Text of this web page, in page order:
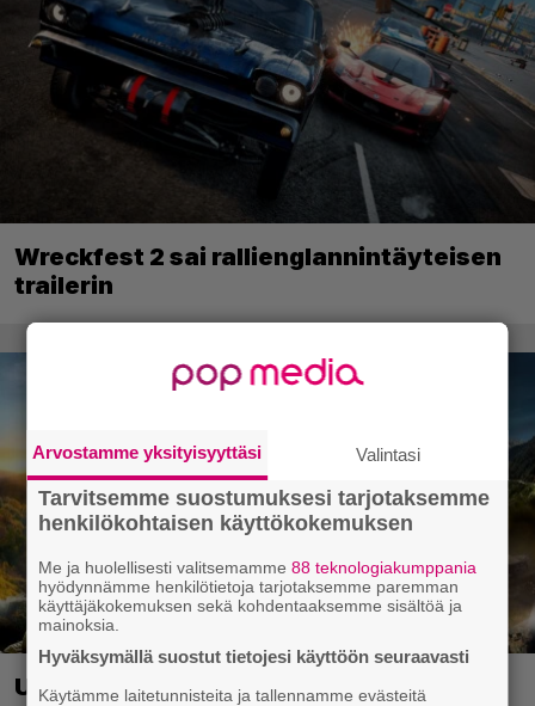
Wreckfest 2 sai rallienglannintäyteisen
trailerin
Ubisoft vahvisti uuden Ghost Recon -
Arvostamme yksityisyyttäsi Valintasi
Tarvitsemme suostumuksesi tarjotaksemme
henkilökohtaisen käyttökokemuksen
Me ja huolellisesti valitsemamme88 teknologiakumppania
hyödynnämme henkilötietoja tarjotaksemme paremman
käyttäjäkokemuksen sekä kohdentaaksemme sisältöä ja
mainoksia.
Hyväksymällä suostut tietojesi käyttöön seuraavasti
Käytämme laitetunnisteita ja tallennamme evästeitä